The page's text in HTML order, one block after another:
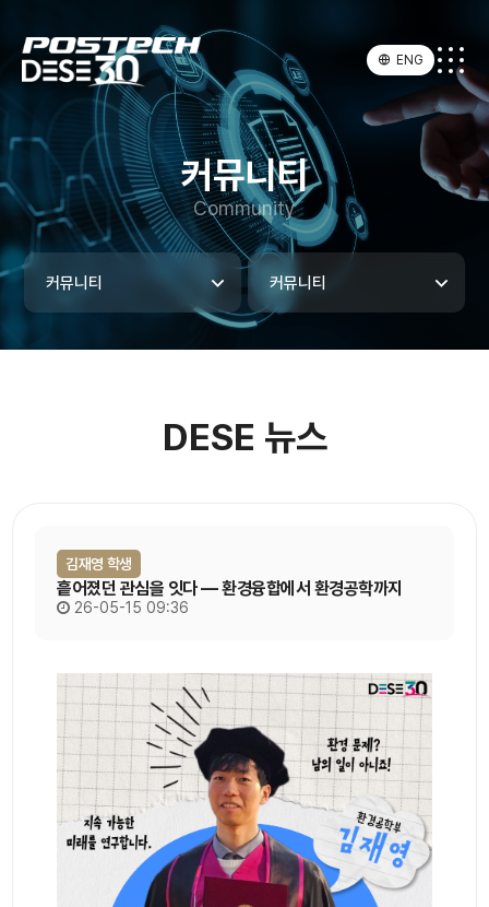
ENG
커뮤니티
Community
커뮤니티 커뮤니티
DESE 뉴스
김재영 학생
흩어졌던 관심을 잇다 ― 환경융합에서 환경공학까지
26-05-15 09:36